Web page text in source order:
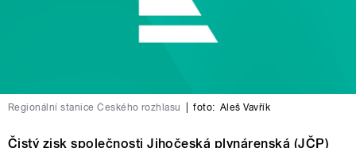
Regionální stanice Českého rozhlasu foto: Aleš Vavřík
Čistý zisk společnosti Jihočeská plynárenská (JČP)